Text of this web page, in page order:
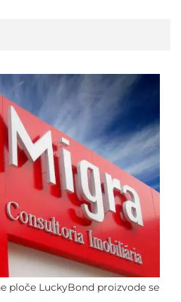
ploče LuckyBond proizvode se